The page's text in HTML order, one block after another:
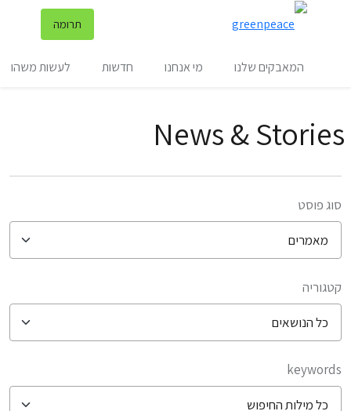
תרומה
המאבקים שלנו מי אנחנו חדשות לעשות משהו
News & Stories
סוג פוסט
קטגוריה
keywords